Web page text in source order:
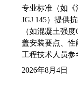
专业标准（如《
JGJ 145）提供
（如混凝土强
盖安装要点、
工程技术人员参
2026年8月4日